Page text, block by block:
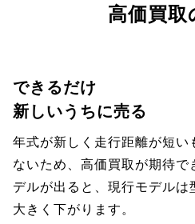
高価買取
できるだけ
新しいうちに売る
年式が新しく走行距離が短
ないため、高価買取が期待
デルが出ると、現行モデルは
大きく下がります。